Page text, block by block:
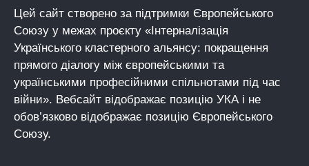
Цей сайт створено за підтримки Європейського
Союзу у межах проєкту «Інтерналізація
Українського кластерного альянсу: покращення
прямого діалогу між європейськими та
українськими професійними спільнотами під час
війни». Вебсайт відображає позицію УКА і не
обов’язково відображає позицію Європейського
Союзу.